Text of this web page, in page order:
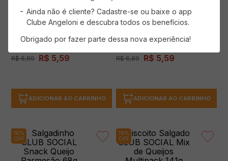
EconomizeR$ 1,30
R$ 6,89 R$ 5,59
ADICIONAR AO CARRINHO
EconomizeR$ 1,30
R$ 6,89 R$ 5,59
ADICIONAR AO CARRINHO
16%
OFF
19%
OFF
Ainda não é cliente? Cadastre-se ou baixe o app
Clube Angeloni e descubra todos os benefícios.
Obrigado por fazer parte dessa nova experiência!